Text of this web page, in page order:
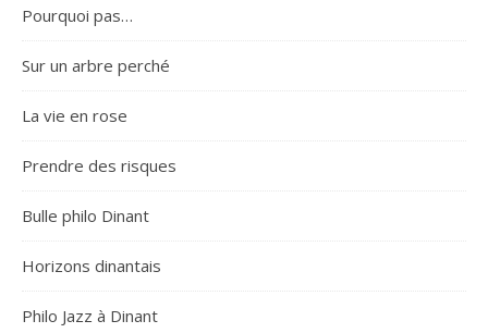
Pourquoi pas…
Sur un arbre perché
La vie en rose
Prendre des risques
Bulle philo Dinant
Horizons dinantais
Philo Jazz à Dinant